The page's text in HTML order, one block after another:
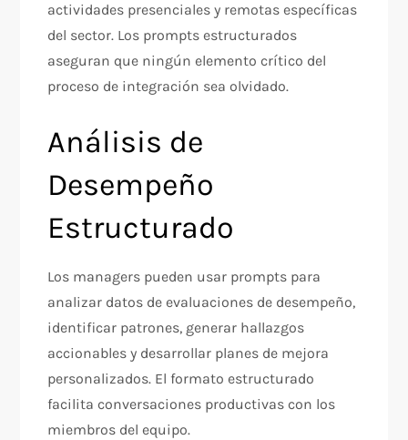
actividades presenciales y remotas específicas
del sector. Los prompts estructurados
aseguran que ningún elemento crítico del
proceso de integración sea olvidado.​
Análisis de
Desempeño
Estructurado
Los managers pueden usar prompts para
analizar datos de evaluaciones de desempeño,
identificar patrones, generar hallazgos
accionables y desarrollar planes de mejora
personalizados. El formato estructurado
facilita conversaciones productivas con los
miembros del equipo.​